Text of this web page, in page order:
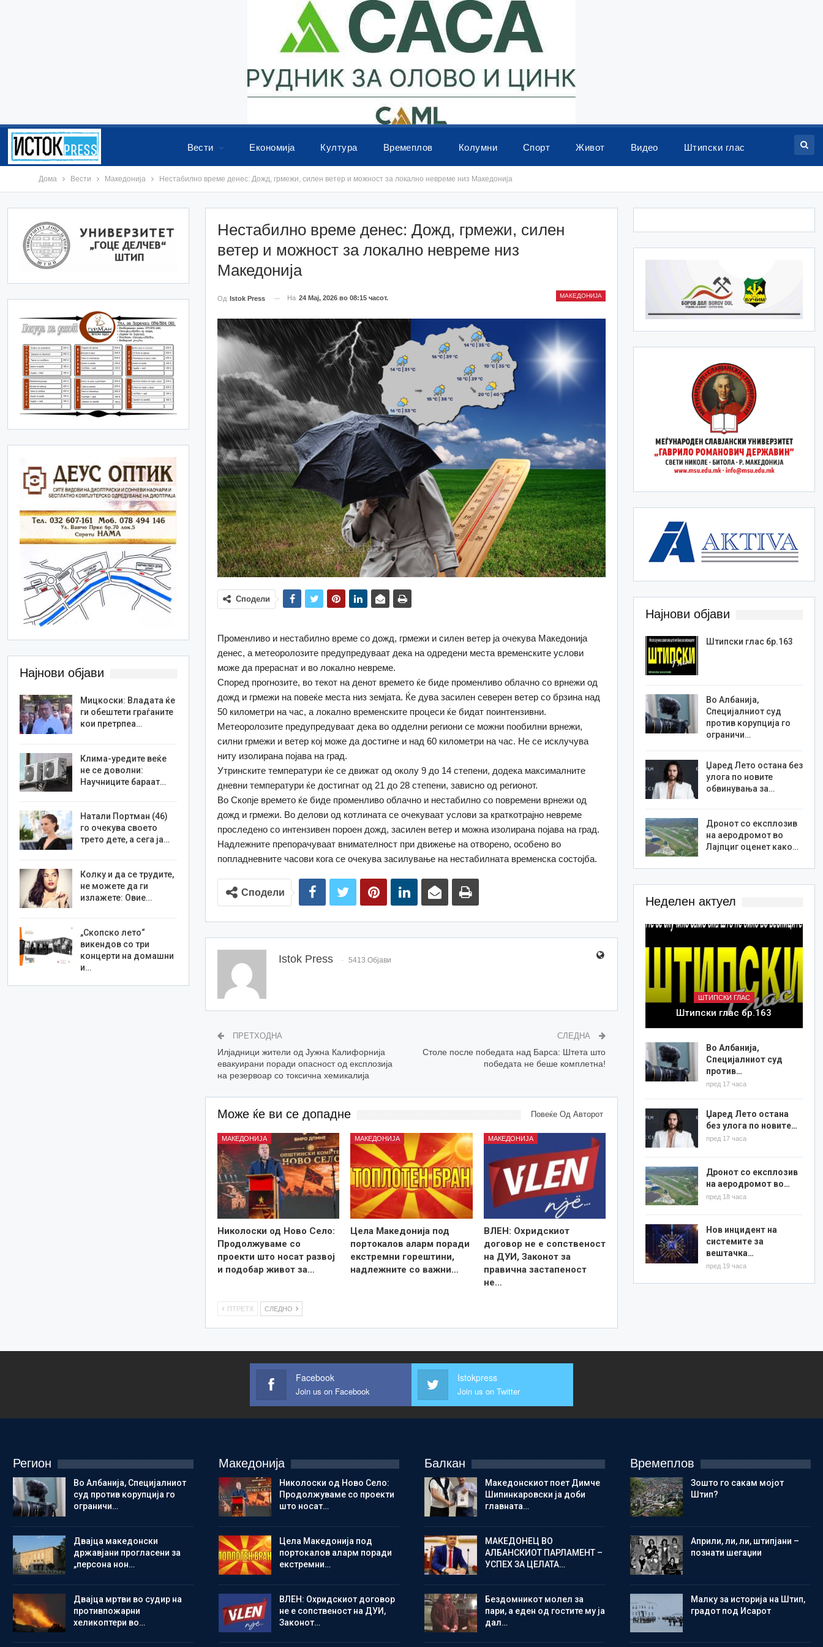
Вести Економија Култура Времеплов Колумни Спорт Живот Видео Штипски глас
Дома Вести Македонија Нестабилно време денес: Дожд, грмежи, силен ветер и можност за локално невреме низ Македонија
Нестабилно време денес: Дожд, грмежи, силен
ветер и можност за локално невреме низ
Македонија
МАКЕДОНИЈА
Од Istok Press На 24 Мај, 2026 во 08:15 часот.
Сподели
Променливо и нестабилно време со дожд, грмежи и силен ветер ја очекува Македонија
денес, а метеоролозите предупредуваат дека на одредени места временските услови
може да прераснат и во локално невреме.
Според прогнозите, во текот на денот времето ќе биде променливо облачно со врнежи од
дожд и грмежи на повеќе места низ земјата. Ќе дува засилен северен ветер со брзина над
50 километри на час, а локално временските процеси ќе бидат поинтензивни.
Метеоролозите предупредуваат дека во одделни региони се можни пообилни врнежи,
силни грмежи и ветер кој може да достигне и над 60 километри на час. Не се исклучува
ниту изолирана појава на град.
Утринските температури ќе се движат од околу 9 до 14 степени, додека максималните
дневни температури ќе достигнат од 21 до 28 степени, зависно од регионот.
Во Скопје времето ќе биде променливо облачно и нестабилно со повремени врнежи од
дожд и грмежи. Во делови од котлината се очекуваат услови за краткотрајно невреме
проследено со интензивен пороен дожд, засилен ветер и можна изолирана појава на град.
Надлежните препорачуваат внимателност при движење на отворено, особено во
попладневните часови кога се очекува засилување на нестабилната временска состојба.
Сподели
Istok Press 5413 Објави
ПРЕТХОДНА
Илјадници жители од Јужна Калифорнија
евакуирани поради опасност од експлозија
на резервоар со токсична хемикалија
СЛЕДНА
Столе после победата над Барса: Штета што
победата не беше комплетна!
Може ќе ви се допадне Повеќе Од Авторот
МАКЕДОНИЈА
Николоски од Ново Село:
Продолжуваме со
проекти што носат развој
и подобар живот за…
МАКЕДОНИЈА
Цела Македонија под
портокалов аларм поради
екстремни горештини,
надлежните со важни…
МАКЕДОНИЈА
ВЛЕН: Охридскиот
договор не е сопственост
на ДУИ, Законот за
правична застапеност
не…
ПТРЕТХ СЛЕДНО
Најнови објави
Штипски глас бр.163
Во Албанија,
Специјалниот суд
против корупција го
ограничи…
Џаред Лето остана без
улога по новите
обвинувања за…
Дронот со експлозив
на аеродромот во
Лајпциг оценет како…
Неделен актуел
ШТИПСКИ ГЛАС
Штипски глас бр.163
Во Албанија,
Специјалниот суд
против…
пред 17 часа
Џаред Лето остана
без улога по новите…
пред 17 часа
Дронот со експлозив
на аеродромот во…
пред 18 часа
Нов инцидент на
системите за
вештачка…
пред 19 часа
Најнови објави
Мицкоски: Владата ќе
ги обештети граѓаните
кои претрпеа…
Клима-уредите веќе
не се доволни:
Научниците бараат…
Натали Портман (46)
го очекува своето
трето дете, а сега ја…
Колку и да се трудите,
не можете да ги
излажете: Овие…
„Скопско лето“
викендов со три
концерти на домашни
и…
Facebook
Join us on Facebook
Istokpress
Join us on Twitter
Регион
Во Албанија, Специјалниот
суд против корупција го
ограничи…
Двајца македонски
државјани прогласени за
„персона нон…
Двајца мртви во судир на
противпожарни
хеликоптери во…
Македонија
Николоски од Ново Село:
Продолжуваме со проекти
што носат…
Цела Македонија под
портокалов аларм поради
екстремни…
ВЛЕН: Охридскиот договор
не е сопственост на ДУИ,
Законот…
Балкан
Македонскиот поет Димче
Шипинкаровски ја доби
главната…
МАКЕДОНЕЦ ВО
АЛБАНСКИОТ ПАРЛАМЕНТ –
УСПЕХ ЗА ЦЕЛАТА…
Бездомникот молел за
пари, а еден од гостите му ја
дал…
Времеплов
Зошто го сакам мојот
Штип?
Aприли, ли, ли, штипјани –
познати шегаџии
Малку за историја на Штип,
градот под Исарот